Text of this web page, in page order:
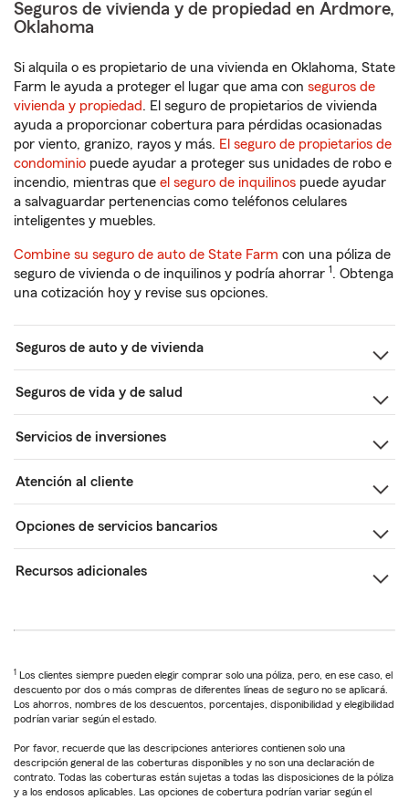
Seguros de vivienda y de propiedad en Ardmore,
Oklahoma
Si alquila o es propietario de una vivienda en Oklahoma, State
Farm le ayuda a proteger el lugar que ama con seguros de
vivienda y propiedad. El seguro de propietarios de vivienda
ayuda a proporcionar cobertura para pérdidas ocasionadas
por viento, granizo, rayos y más. El seguro de propietarios de
condominio puede ayudar a proteger sus unidades de robo e
incendio, mientras que el seguro de inquilinos puede ayudar
a salvaguardar pertenencias como teléfonos celulares
inteligentes y muebles.
Combine su seguro de auto de State Farm con una póliza de
seguro de vivienda o de inquilinos y podría ahorrar 1. Obtenga
una cotización hoy y revise sus opciones.
Seguros de auto y de vivienda
Seguros de vida y de salud
Servicios de inversiones
Atención al cliente
Opciones de servicios bancarios
Recursos adicionales
1 Los clientes siempre pueden elegir comprar solo una póliza, pero, en ese caso, el
descuento por dos o más compras de diferentes líneas de seguro no se aplicará.
Los ahorros, nombres de los descuentos, porcentajes, disponibilidad y elegibilidad
podrían variar según el estado.
Por favor, recuerde que las descripciones anteriores contienen solo una
descripción general de las coberturas disponibles y no son una declaración de
contrato. Todas las coberturas están sujetas a todas las disposiciones de la póliza
y a los endosos aplicables. Las opciones de cobertura podrían variar según el